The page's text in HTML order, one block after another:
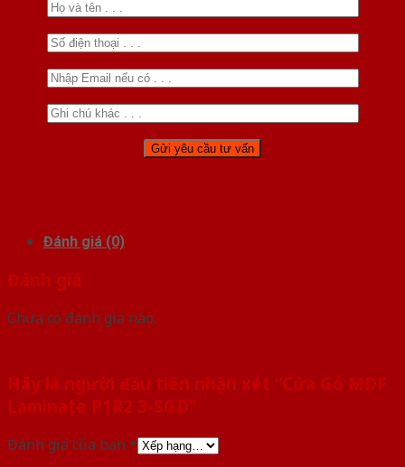
Đánh giá (0)
Đánh giá
Chưa có đánh giá nào.
Hãy là người đầu tiên nhận xét “Cửa Gỗ MDF
Laminate P1R2 3-SGD”
Đánh giá của bạn *